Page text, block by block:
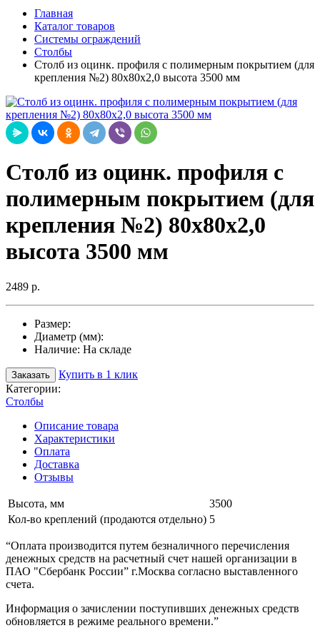
Главная
Каталог товаров
Системы ограждений
Столбы
Столб из оцинк. профиля с полимерным покрытием (для
крепления №2) 80х80х2,0 высота 3500 мм
Столб из оцинк. профиля с
полимерным покрытием (для
крепления №2) 80х80х2,0
высота 3500 мм
2489 р.
Размер:
Диаметр (мм):
Наличие: На складе
Заказать
Купить в 1 клик
Категории:
Столбы
Описание товара
Характеристики
Оплата
Доставка
Отзывы
Высота, мм
3500
Кол-во креплений (продаются отдельно) 5
“Оплата производится путем безналичного перечисления
денежных средств на расчетный счет нашей организации в
ПАО "Сбербанк России” г.Москва согласно выставленного
счета.
Информация о зачислении поступивших денежных средств
обновляется в режиме реального времени.”